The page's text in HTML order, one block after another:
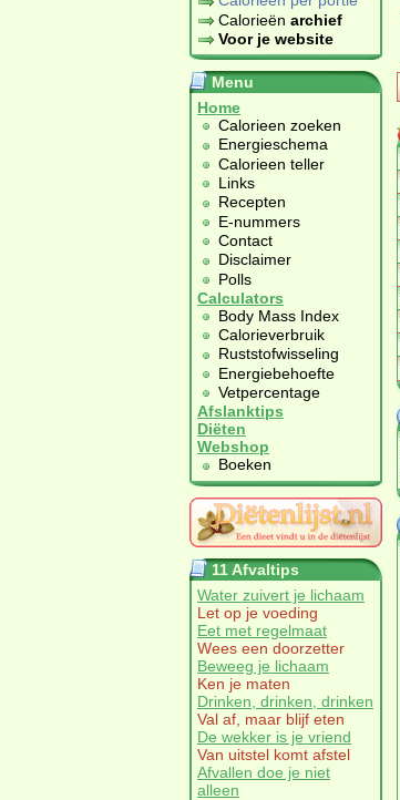
Calorieën archief
Voor je website
Menu
Home
Calorieen zoeken
Energieschema
Calorieen teller
Links
Recepten
E-nummers
Contact
Disclaimer
Polls
Calculators
Body Mass Index
Calorieverbruik
Ruststofwisseling
Energiebehoefte
Vetpercentage
Afslanktips
Diëten
Webshop
Boeken
11 Afvaltips
Water zuivert je lichaam
Let op je voeding
Eet met regelmaat
Wees een doorzetter
Beweeg je lichaam
Ken je maten
Drinken, drinken, drinken
Val af, maar blijf eten
De wekker is je vriend
Van uitstel komt afstel
Afvallen doe je niet
alleen